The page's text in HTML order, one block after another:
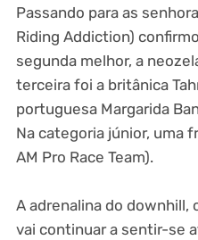
Passando para as
Riding Addiction)
segunda melhor, a
terceira foi a britânica
portuguesa Margarida
Na categoria júnior, uma
AM Pro Race Team).
A adrenalina do downhill,
vai continuar a sentir-se